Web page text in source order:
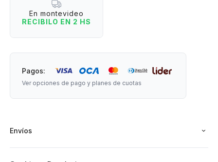
En montevideo
RECIBILO EN 2 HS
Pagos:
Ver opciones de pago y planes de cuotas
Envíos